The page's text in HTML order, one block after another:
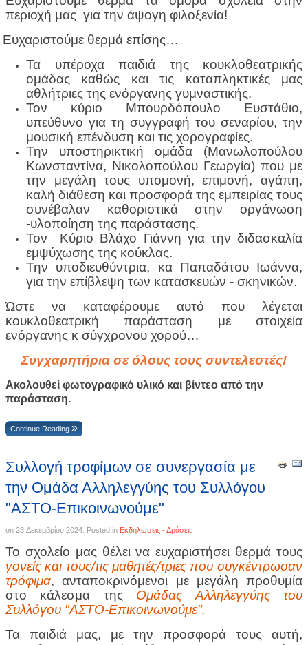
περιοχή μας για την άψογη φιλοξενία!
θερμά επίσης…
Τα υπέροχα παιδιά της κουκλοθεατρικής
ομάδας καθώς και τις καταπληκτικές μας
αθλήτριες της ενόργανης γυμναστικής.
Τον κύριο Μπουρδόπουλο Ευστάθιο,
υπεύθυνο για τη συγγραφή του σεναρίου, την
μουσική επένδυση και τις χορογραφίες.
Την υποστηρικτική ομάδα (Μανωλοπούλου
Κωνσταντίνα, Νικολοπούλου Γεωργία) που με
την μεγάλη τους υπομονή, επιμονή, αγάπη,
καλή διάθεση και προσφορά της εμπειρίας τους
συνέβαλαν καθοριστικά στην οργάνωση
-υλοποίηση της παράστασης.
Τον Κύριο Βλάχο Γιάννη για την διδασκαλία
εμψύχωσης της κούκλας.
Την υποδιευθύντρια, κα Παπαδάτου Ιωάννα,
για την επίβλεψη των κατασκευών - σκηνικών.
Ώστε να καταφέρουμε αυτό που λέγεται
κουκλοθεατρική παράσταση με στοιχεία
ενόργανης κ σύγχρονου χορού…
Συγχαρητήρια σε όλους τους συντελεστές!
Ακολουθεί φωτογραφικό υλικό και βίντεο από την
παράσταση.
Continue Reading
Συλλογή τροφίμων σε συνεργασία με
την Ομάδα Αλληλεγγύης του Συλλόγου
"ΑΣΤΟ-Επικοινωνούμε"
on 23 Δεκεμβρίου 2024 . Posted in Εκδηλώσεις - Δράσεις
Το σχολείο μας θέλει να ευχαριστήσει θερμά τους
γονείς και τους/τις μαθητές/τριες που συγκέντρωσαν
τρόφιμα, ανταποκρινόμενοι με μεγάλη προθυμία
στο κάλεσμα της Ομάδας Αλληλεγγύης του
Συλλόγου "ΑΣΤΟ-Επικοινωνούμε".
Τα παιδιά μας, με την προσφορά τους αυτή,